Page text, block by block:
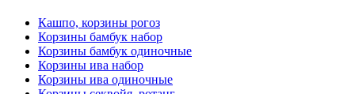
Кашпо, корзины рогоз
Корзины бамбук набор
Корзины бамбук одиночные
Корзины ива набор
Корзины ива одиночные